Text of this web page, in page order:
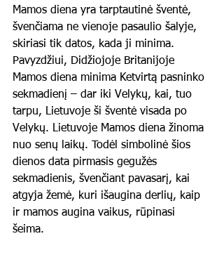
Mamos diena yra tarptautinė šventė,
švenčiama ne vienoje pasaulio šalyje,
skiriasi tik datos, kada ji minima.
Pavyzdžiui, Didžiojoje Britanijoje
Mamos diena minima Ketvirtą pasninko
sekmadienį – dar iki Velykų, kai, tuo
tarpu, Lietuvoje ši šventė visada po
Velykų. Lietuvoje Mamos diena žinoma
nuo senų laikų. Todėl simbolinė šios
dienos data pirmasis gegužės
sekmadienis, švenčiant pavasarį, kai
atgyja žemė, kuri išaugina derlių, kaip
ir mamos augina vaikus, rūpinasi
šeima.